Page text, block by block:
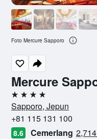
Mercure
4 bintang
Sapporo, Jepun
+81 115 131 100
8.6 Cemerlang
Foto Mercure Sapporo